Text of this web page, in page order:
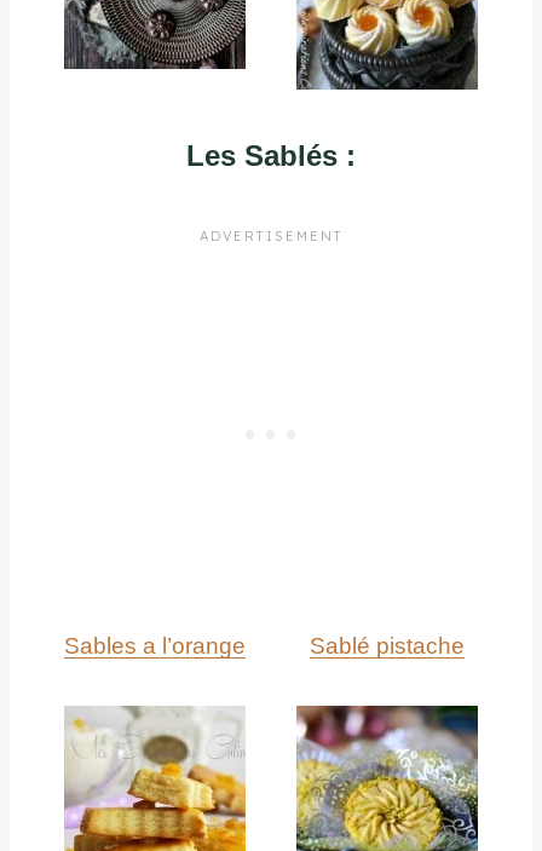
Les Sablés :
Sables a l’orange Sablé pistache